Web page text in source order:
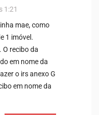
1:21
mae, como
1 imóvel.
O recibo da
em nome da
o irs anexo G
em nome da